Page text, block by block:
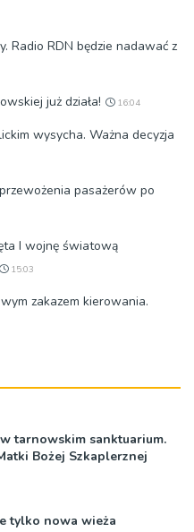
Radio RDN będzie nadawać z
już działa! 16:04
wysycha. Ważna decyzja
pasażerów po
I wojnę światową
15:03
zakazem kierowania.
tarnowskim sanktuarium.
Bożej Szkaplerznej
tylko nowa wieża